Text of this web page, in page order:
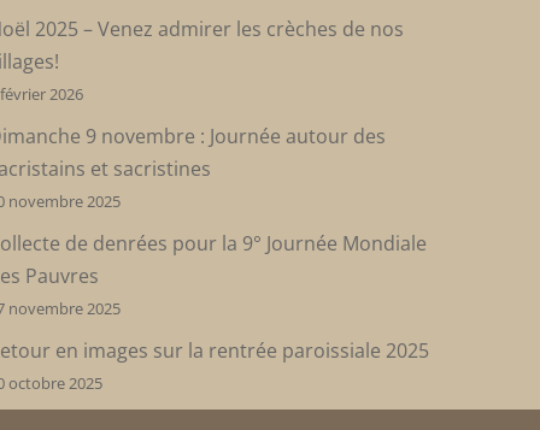
2025 – Venez admirer les crèches de nos
2026
9 novembre : Journée autour des
et sacristines
novembre 2025
de denrées pour la 9° Journée Mondiale
Pauvres
novembre 2025
en images sur la rentrée paroissiale 2025
octobre 2025